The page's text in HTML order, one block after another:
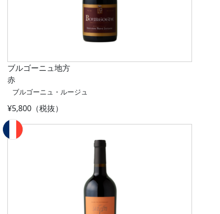
ブルゴーニュ地方
赤
ブルゴーニュ・ルージュ
¥5,800（税抜）